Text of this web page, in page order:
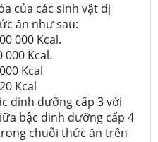
của các sinh vật dị
ăn như sau:
000 Kcal.
Kcal.
Kcal
Kcal
dinh dưỡng cấp 3 với
bậc dinh dưỡng cấp 4
chuỗi thức ăn trên